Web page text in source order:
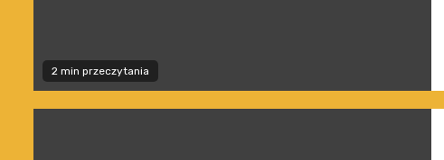
2 min przeczytania